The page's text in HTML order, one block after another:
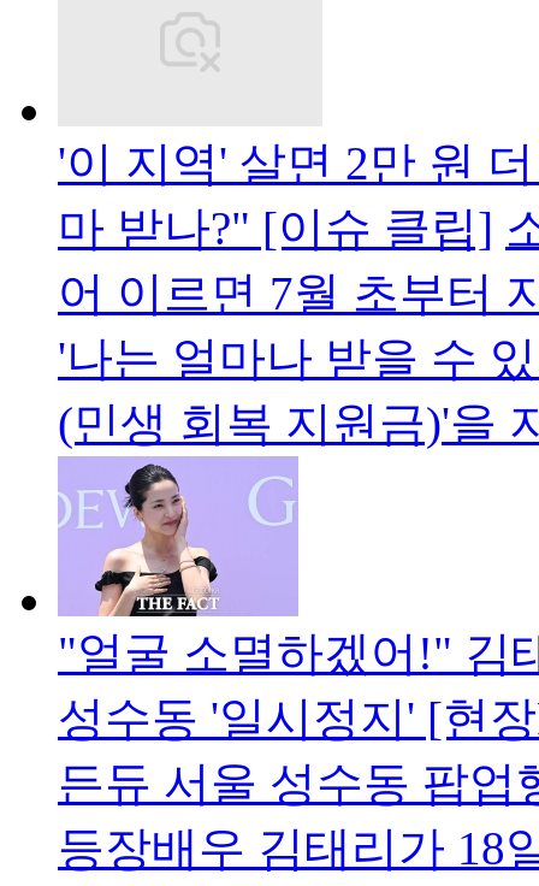
'이 지역' 살면 2만 원
마 받나?" [이슈 클립]
어 이르면 7월 초부터
'나는 얼마나 받을 수
(민생 회복 지원금)'을
"얼굴 소멸하겠어!" 김
성수동 '일시정지' [현
든듀 서울 성수동 팝업
등장배우 김태리가 18